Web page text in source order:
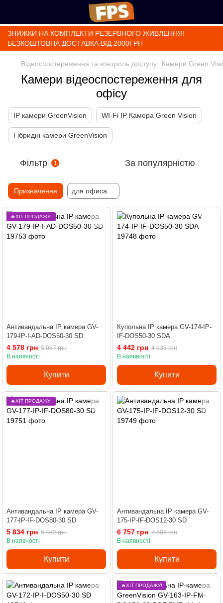
ЗНИЖКИ НА КОМПЛЕКТИ РЕЗЕРВНОГО ЖИВЛЕННЯ!
БЕЗКОШТОВНА ДОСТАВКА ВІД 2000ГРН
Відеоспостереження та контроль доступу Камери Green
Камери відеоспостереження для
офісу
IP камери GreenVision WI-Fi IP Камера Green Vision
Гібридні камери GreenVision
Фільтр 1 За популярністю
Призначення для офиса
🔥ХІТ ПРОДАЖУ!
Антивандальна IP камера GV-
179-IP-I-AD-DOS50-30 SD
4 578 грн 5 087 грн
В наявності
Купити
Купольна IP камера GV-174-IP-
IF-DOS50-30 SDA
4 442 грн 4 935 грн
В наявності
Купити
🔥ХІТ ПРОДАЖУ!
Антивандальна IP камера GV-
177-IP-IF-DOS80-30 SD
5 834 грн 6 482 грн
В наявності
Купити
Антивандальна IP камера GV-
175-IP-IF-DOS12-30 SD
6 757 грн 7 508 грн
В наявності
Купити
🔥ХІТ ПРОДАЖУ!